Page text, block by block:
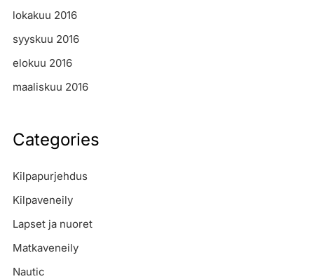
lokakuu 2016
syyskuu 2016
elokuu 2016
maaliskuu 2016
Categories
Kilpapurjehdus
Kilpaveneily
Lapset ja nuoret
Matkaveneily
Nautic